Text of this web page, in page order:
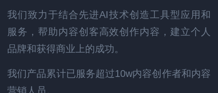
我们致力于结合先进AI技术创造工具型应用和
服务，帮助内容创客高效创作内容，建立个人
品牌和获得商业上的成功。
我们产品累计已服务超过10w内容创作者和内容
营销人员。